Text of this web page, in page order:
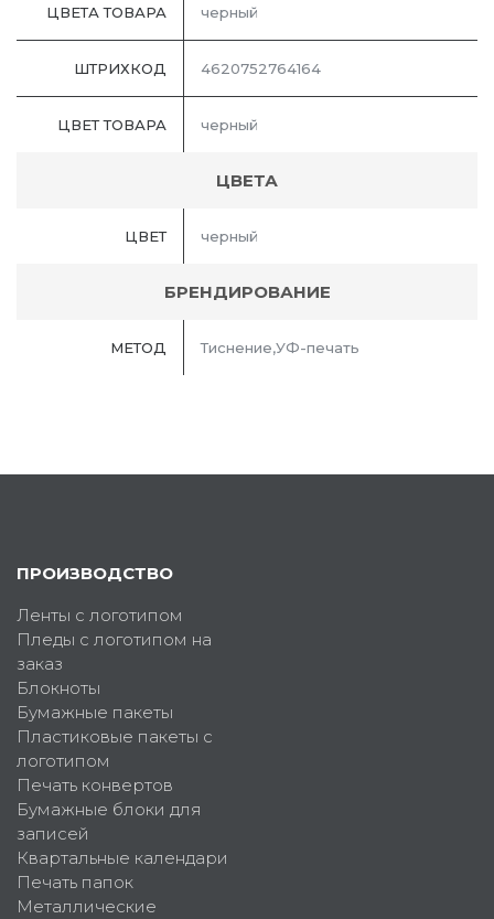
ЦВЕТА ТОВАРА черный
ШТРИХКОД 4620752764164
ЦВЕТ ТОВАРА черный
ЦВЕТА
ЦВЕТ черный
БРЕНДИРОВАНИЕ
МЕТОД Тиснение,УФ-печать
ПРОИЗВОДСТВО
Ленты с логотипом
Пледы с логотипом на
заказ
Блокноты
Бумажные пакеты
Пластиковые пакеты с
логотипом
Печать конвертов
Бумажные блоки для
записей
Квартальные календари
Печать папок
Металлические